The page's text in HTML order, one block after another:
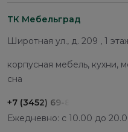
ТК Мебельград
Широтная ул., д. 209 , 1
корпусная мебель, кухни,
сна
+7 (3452) 69-87-34
Ежедневно: с 10.00 до